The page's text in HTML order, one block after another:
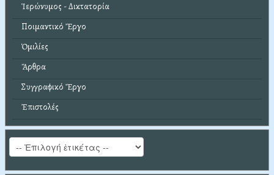
Ἱερώνυμος - Δικτατορία
Ποιμαντικό Ἔργο
Ὁμιλίες
Ἄρθρα
Συγγραφικό Ἔργο
Ἐπιστολές